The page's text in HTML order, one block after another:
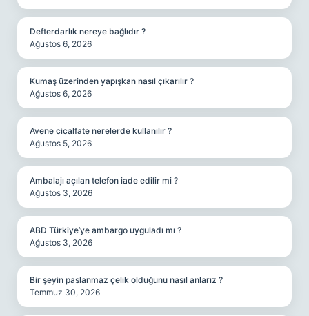
Defterdarlık nereye bağlıdır ?
Ağustos 6, 2026
Kumaş üzerinden yapışkan nasıl çıkarılır ?
Ağustos 6, 2026
Avene cicalfate nerelerde kullanılır ?
Ağustos 5, 2026
Ambalajı açılan telefon iade edilir mi ?
Ağustos 3, 2026
ABD Türkiye’ye ambargo uyguladı mı ?
Ağustos 3, 2026
Bir şeyin paslanmaz çelik olduğunu nasıl anlarız ?
Temmuz 30, 2026